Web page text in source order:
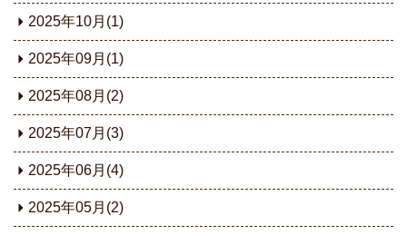
2025年10月(1)
2025年09月(1)
2025年08月(2)
2025年07月(3)
2025年06月(4)
2025年05月(2)